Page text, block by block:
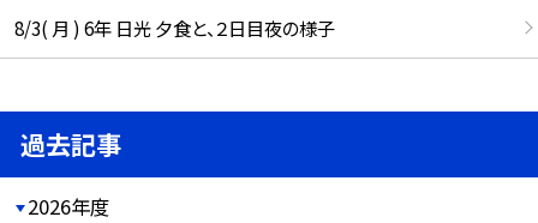
8/3( 月 ) 6年 日光 夕食と、２日目夜の様子
過去記事
2026年度